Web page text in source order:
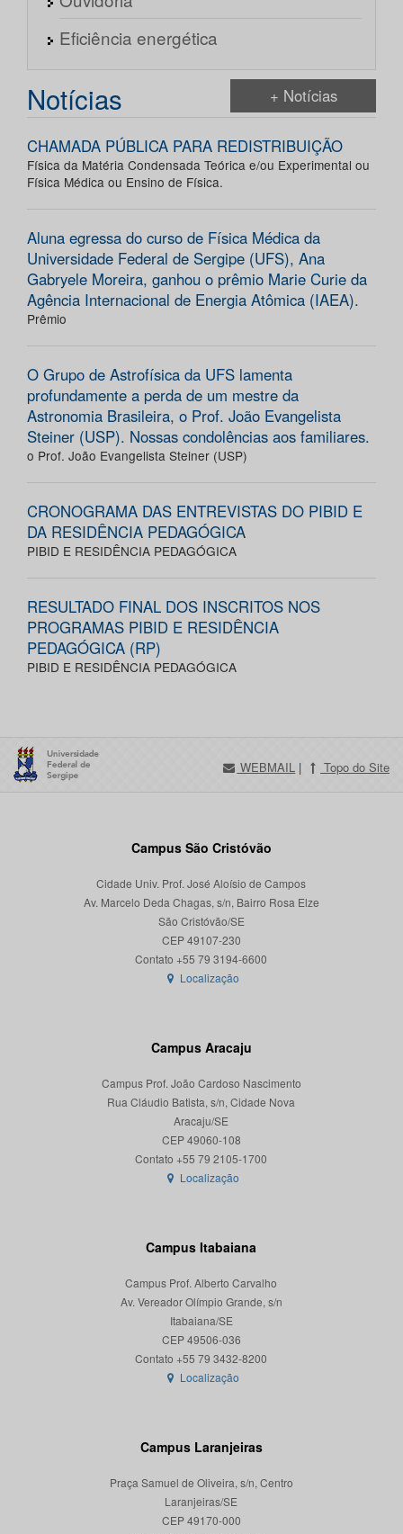
Eficiência energética
Notícias + Notícias
CHAMADA PÚBLICA PARA REDISTRIBUIÇÃO
Física da Matéria Condensada Teórica e/ou Experimental ou
Física Médica ou Ensino de Física.
Aluna egressa do curso de Física Médica da
Universidade Federal de Sergipe (UFS), Ana
Gabryele Moreira, ganhou o prêmio Marie Curie da
Agência Internacional de Energia Atômica (IAEA).
Prêmio
O Grupo de Astrofísica da UFS lamenta
profundamente a perda de um mestre da
Astronomia Brasileira, o Prof. João Evangelista
Steiner (USP). Nossas condolências aos familiares.
o Prof. João Evangelista Steiner (USP)
CRONOGRAMA DAS ENTREVISTAS DO PIBID E
DA RESIDÊNCIA PEDAGÓGICA
PIBID E RESIDÊNCIA PEDAGÓGICA
RESULTADO FINAL DOS INSCRITOS NOS
PROGRAMAS PIBID E RESIDÊNCIA
PEDAGÓGICA (RP)
PIBID E RESIDÊNCIA PEDAGÓGICA
WEBMAIL | Topo do Site
Campus São Cristóvão
Cidade Univ. Prof. José Aloísio de Campos
Av. Marcelo Deda Chagas, s/n, Bairro Rosa Elze
São Cristóvão/SE
CEP 49107-230
Localização
Campus Aracaju
Campus Prof. João Cardoso Nascimento
Rua Cláudio Batista, s/n, Cidade Nova
Aracaju/SE
CEP 49060-108
Localização
Campus Itabaiana
Campus Prof. Alberto Carvalho
Av. Vereador Olímpio Grande, s/n
Itabaiana/SE
CEP 49506-036
Localização
Campus Laranjeiras
Praça Samuel de Oliveira, s/n, Centro
Laranjeiras/SE
CEP 49170-000